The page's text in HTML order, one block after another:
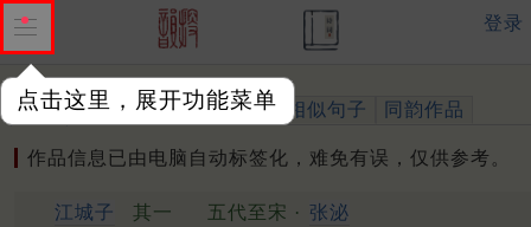
点击这里，展开功能菜单
登录
作品 标注四声 出处、引用 相似句子 同韵作品
作品信息已由电脑自动标签化，难免有误，仅供参考。
江城子 其一 五代至宋 · 张泌